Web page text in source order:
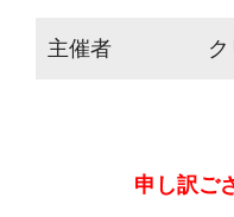
主催者
申し訳ご